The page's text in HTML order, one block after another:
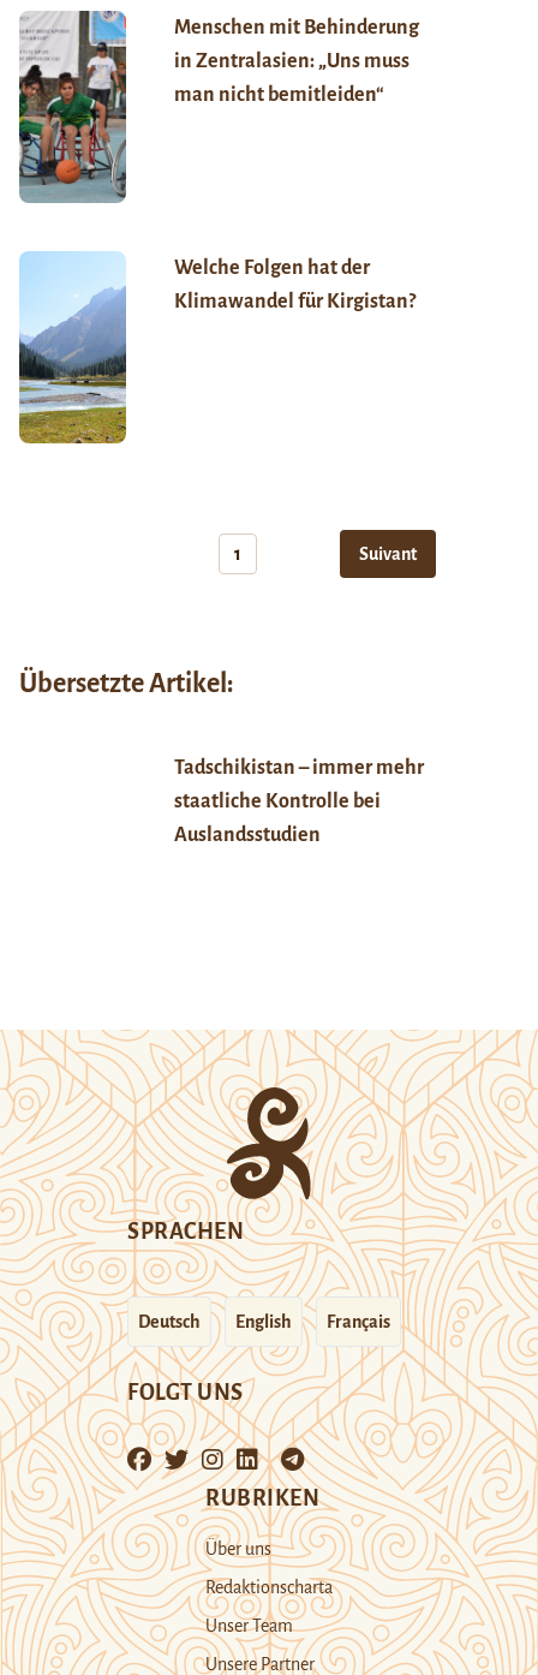
Menschen mit Behinderung
in Zentralasien: „Uns muss
man nicht bemitleiden“
Welche Folgen hat der
Klimawandel für Kirgistan?
1 Suivant
Übersetzte Artikel:
Tadschikistan – immer mehr
staatliche Kontrolle bei
Auslandsstudien
SPRACHEN
Deutsch English Français
FOLGT UNS
RUBRIKEN
Über uns
Redaktionscharta
Unser Team
Unsere Partner